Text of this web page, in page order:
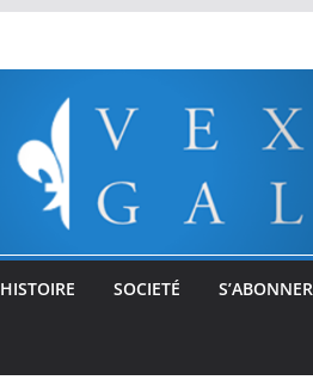
HISTOIRE SOCIETÉ